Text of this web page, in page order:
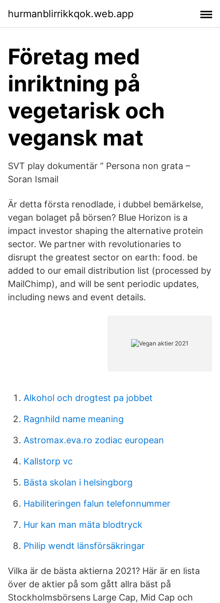
hurmanblirrikkqok.web.app
Företag med
inriktning på
vegetarisk och
vegansk mat
SVT play dokumentär ” Persona non grata –
Soran Ismail
Är detta första renodlade, i dubbel bemärkelse,
vegan bolaget på börsen? Blue Horizon is a
impact investor shaping the alternative protein
sector. We partner with revolutionaries to
disrupt the greatest sector on earth: food. be
added to our email distribution list (processed by
MailChimp), and will be sent periodic updates,
including news and event details.
Alkohol och drogtest pa jobbet
Ragnhild name meaning
Astromax.eva.ro zodiac european
Kallstorp vc
Bästa skolan i helsingborg
Habiliteringen falun telefonnummer
Hur kan man mäta blodtryck
Philip wendt länsförsäkringar
Vilka är de bästa aktierna 2021? Här är en lista
över de aktier på som gått allra bäst på
Stockholmsbörsens Large Cap, Mid Cap och